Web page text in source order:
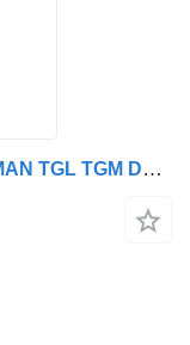
Potrubí MAN Kolektor Ssący Lewy MAN TGL TGM D0836 240 KM pro tahače